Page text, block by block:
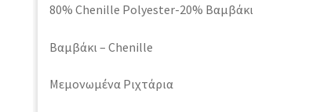
80% Chenille Polyester-20% Βαμβάκι
Βαμβάκι – Chenille
Μεμονωμένα Ριχτάρια